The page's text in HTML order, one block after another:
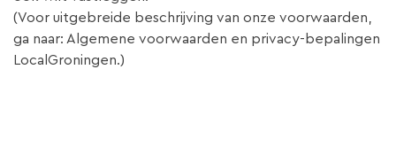
(Voor uitgebreide beschrijving van onze voorwaarden,
ga naar: Algemene voorwaarden en privacy-bepalingen
LocalGroningen.)